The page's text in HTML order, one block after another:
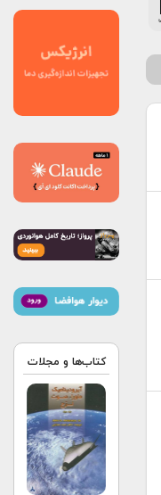
کتاب‌ها و مجلات